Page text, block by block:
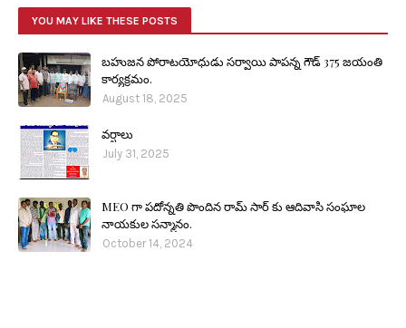
YOU MAY LIKE THESE POSTS
బహుజన పోరాటయోధుడు సర్వాయి పాపన్న గౌడ్ 375 జయంతి
కార్యక్రమం.
August 18, 2025
వర్షాలు
July 31, 2025
MEO గా పదోన్నతి పొందిన రామ్ సార్ కు ఆదివాసి సంఘాల
నాయకుల సన్మానం.
October 14, 2024